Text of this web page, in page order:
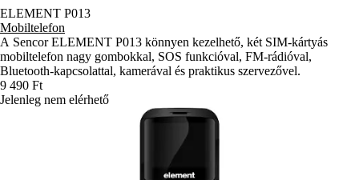
ELEMENT P013
Mobiltelefon
A Sencor ELEMENT P013 könnyen kezelhető, két SIM-kártyás
mobiltelefon nagy gombokkal, SOS funkcióval, FM-rádióval,
Bluetooth-kapcsolattal, kamerával és praktikus szervezővel.
9 490 Ft
Jelenleg nem elérhető